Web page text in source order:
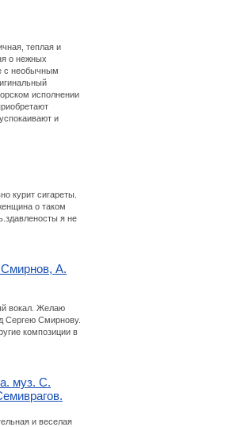
теплая и
о нежных
с необычным
исполнении
и
курит сигареты.
о таком
я не
А.
вокал. Желаю
Сергею Смирнову.
композиции в
муз. С.
и веселая